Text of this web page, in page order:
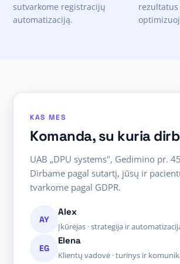
sutvarkome registracijų
automatizaciją.
KAS MES
Komanda, su kuria
UAB „DPU systems", Gedimino pr.
Dirbame pagal sutartį, jūsų ir
tvarkome pagal GDPR.
AY
Alex
Įkūrėjas · strategija ir
EG
Elena
Klientų vadovė · turinys ir